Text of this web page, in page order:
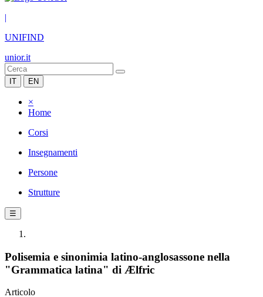
|
UNIFIND
unior.it
IT EN
×
Home
Corsi
Insegnamenti
Persone
Strutture
☰
Polisemia e sinonimia latino-anglosassone nella
"Grammatica latina" di Ælfric
Articolo